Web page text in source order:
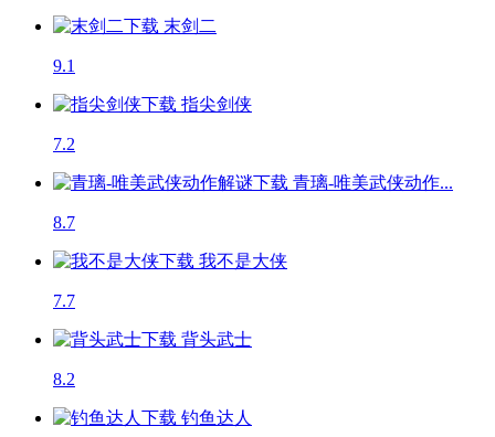
末剑二
9.1
指尖剑侠
7.2
青璃-唯美武侠动作...
8.7
我不是大侠
7.7
背头武士
8.2
钓鱼达人